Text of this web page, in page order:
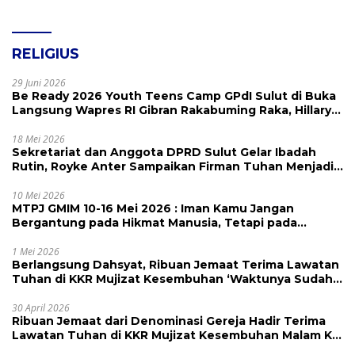
RELIGIUS
29 Juni 2026
Be Ready 2026 Youth Teens Camp GPdI Sulut di Buka
Langsung Wapres RI Gibran Rakabuming Raka, Hillary
18 Mei 2026
Sekretariat dan Anggota DPRD Sulut Gelar Ibadah
Rutin, Royke Anter Sampaikan Firman Tuhan Menjadi
10 Mei 2026
MTPJ GMIM 10-16 Mei 2026 : Iman Kamu Jangan
Bergantung pada Hikmat Manusia, Tetapi pada
1 Mei 2026
Berlangsung Dahsyat, Ribuan Jemaat Terima Lawatan
Tuhan di KKR Mujizat Kesembuhan ‘Waktunya Sudah
30 April 2026
Ribuan Jemaat dari Denominasi Gereja Hadir Terima
Lawatan Tuhan di KKR Mujizat Kesembuhan Malam Ke